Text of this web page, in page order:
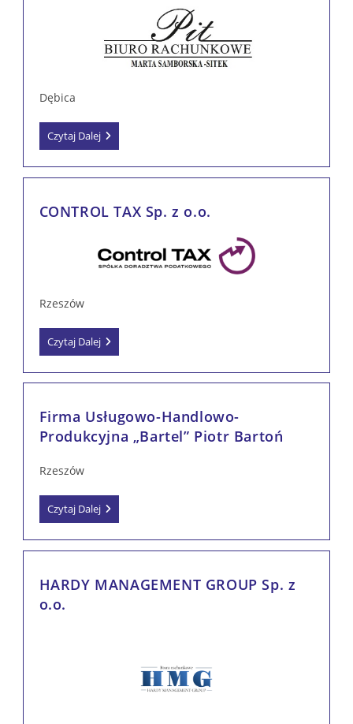
Dębica
Czytaj DalejBiuro
Rachunkowe
CONTROL TAX Sp. z o.o.
Rzeszów
Czytaj DalejCONTROL
TAX
Z
Firma Usługowo-Handlowo-
Produkcyjna „Bartel” Piotr Bartoń
Rzeszów
Czytaj DalejFirma
Usługowo-
Bartoń
HARDY MANAGEMENT GROUP Sp. z
o.o.